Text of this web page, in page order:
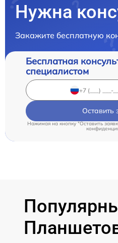
Нужна
Закажите бесплатную
Бесплатная
специалистом
Оставить
Нажимая на кнопку "Оставить